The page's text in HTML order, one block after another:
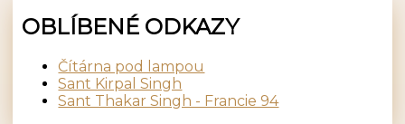
OBLÍBENÉ ODKAZY
Čítárna pod lampou
Sant Kirpal Singh
Sant Thakar Singh - Francie 94